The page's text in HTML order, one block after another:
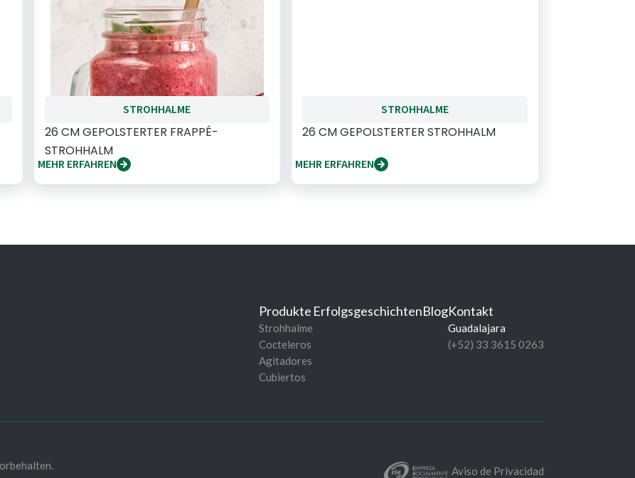
STROHHALME
26 CM GEPOLSTERTER FRAPPÉ-
STROHHALM
MEHR ERFAHREN
STROHHALME
26 CM GEPOLSTERTER STROHHALM
MEHR ERFAHREN
Produkte
Strohhalme
Cocteleros
Agitadores
Cubiertos
ErfolgsgeschichtenBlogKontakt
Guadalajara
(+52) 33 3615 0263
Aviso de Privacidad